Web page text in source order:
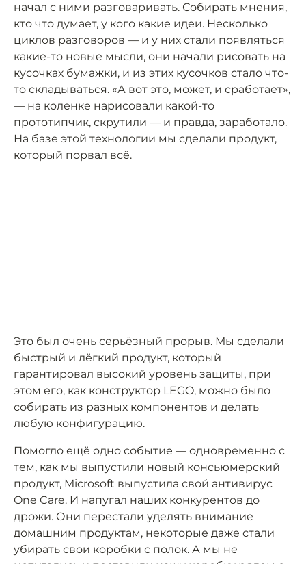
начал с ними разговаривать. Собирать мнения,
кто что думает, у кого какие идеи. Несколько
циклов разговоров — и у них стали появляться
какие-то новые мысли, они начали рисовать на
кусочках бумажки, и из этих кусочков стало что-
то складываться. «А вот это, может, и сработает»,
— на коленке нарисовали какой-то
прототипчик, скрутили — и правда, заработало.
На базе этой технологии мы сделали продукт,
который порвал всё.
Это был очень серьёзный прорыв. Мы сделали
быстрый и лёгкий продукт, который
гарантировал высокий уровень защиты, при
этом его, как конструктор LEGO, можно было
собирать из разных компонентов и делать
любую конфигурацию.
Помогло ещё одно событие — одновременно с
тем, как мы выпустили новый консьюмерский
продукт, Microsoft выпустила свой антивирус
One Care. И напугал наших конкурентов до
дрожи. Они перестали уделять внимание
домашним продуктам, некоторые даже стали
убирать свои коробки с полок. А мы не